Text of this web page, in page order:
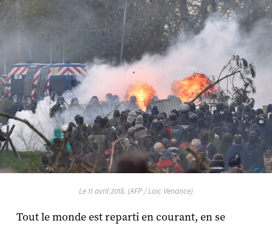
Le 11 avril 2018. (AFP / Loic Venance)
Tout le monde est reparti en courant, en se